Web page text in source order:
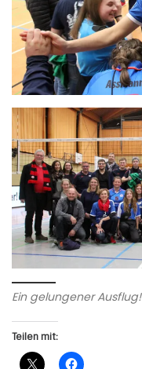
Ein gelungener Ausflug!
Teilen mit: